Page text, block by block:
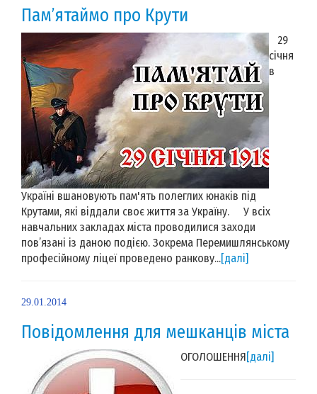
Пам’ятаймо про Крути
29
січня
в
Україні вшановують пам'ять полеглих юнаків під
Крутами, які віддали своє життя за Україну. У всіх
навчальних закладах міста проводилися заходи
пов’язані із даною подією. Зокрема Перемишлянському
професійному ліцеї проведено ранкову...[далі]
29.01.2014
Повідомлення для мешканців міста
ОГОЛОШЕННЯ[далі]